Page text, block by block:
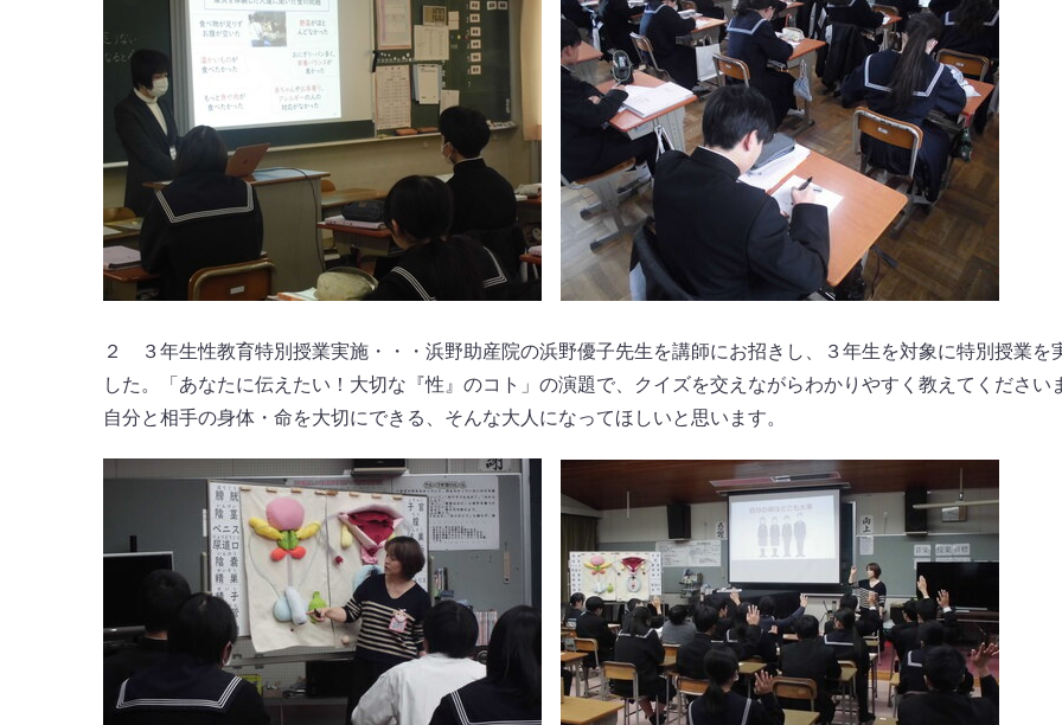
２ ３年生性教育特別授業実施・・・浜野助産院の浜野優子先生を講師にお招きし、３年生を対象に特別授業を
した。「あなたに伝えたい！大切な『性』のコト」の演題で、クイズを交えながらわかりやすく教えてください
自分と相手の身体・命を大切にできる、そんな大人になってほしいと思います。